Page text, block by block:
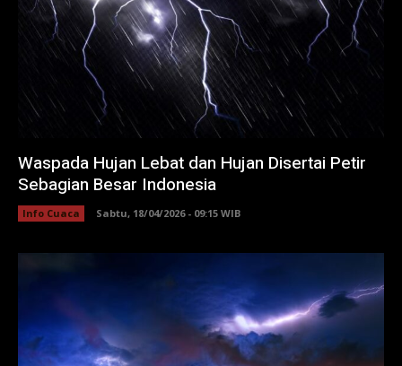
Waspada Hujan Lebat dan Hujan Disertai Petir
Sebagian Besar Indonesia
Info Cuaca Sabtu, 18/04/2026 - 09:15 WIB